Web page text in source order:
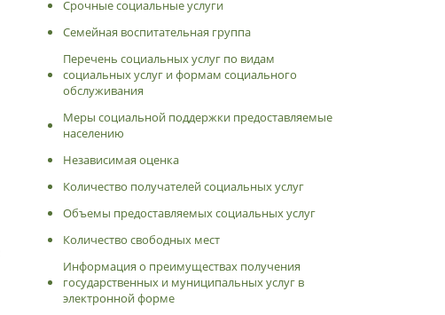
Срочные социальные услуги
Семейная воспитательная группа
Перечень социальных услуг по видам
социальных услуг и формам социального
обслуживания
Меры социальной поддержки предоставляемые
населению
Независимая оценка
Количество получателей социальных услуг
Объемы предоставляемых социальных услуг
Количество свободных мест
Информация о преимуществах получения
государственных и муниципальных услуг в
электронной форме